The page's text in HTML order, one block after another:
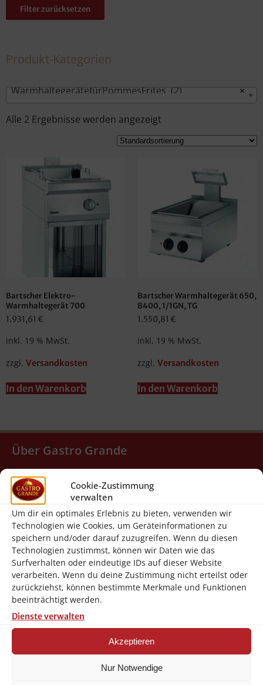
Cookie-Zustimmung
verwalten
Um dir ein optimales Erlebnis zu bieten, verwenden wir
Technologien wie Cookies, um Geräteinformationen zu
speichern und/oder darauf zuzugreifen. Wenn du diesen
Technologien zustimmst, können wir Daten wie das
Surfverhalten oder eindeutige IDs auf dieser Website
verarbeiten. Wenn du deine Zustimmung nicht erteilst oder
zurückziehst, können bestimmte Merkmale und Funktionen
beeinträchtigt werden.
Dienste verwalten
Akzeptieren
Nur Notwendige
Filter zurücksetzen
Produkt-Kategorien
×
WarmhaltegerätefürPommesFrites (2)
Alle 2 Ergebnisse werden angezeigt
Bartscher Elektro-
Warmhaltegerät 700
1.931,61 €
inkl. 19 % MwSt.
zzgl. Versandkosten
In den Warenkorb
Bartscher Warmhaltegerät 650,
B400, 1/1GN, TG
1.550,81 €
inkl. 19 % MwSt.
zzgl. Versandkosten
In den Warenkorb
Über Gastro Grande
Gastro-Grande Von-Galen-Str. 17
46399 Bocholt
info@gastro-grande.de
02871-2421100
Gastro-Grande (Ebay Shop)
Facebook Seite
Navigation
Startseite